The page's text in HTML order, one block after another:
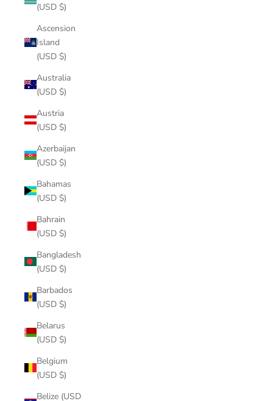
(USD $)
Ascension
Island
(USD $)
Australia
(USD $)
Austria
(USD $)
Azerbaijan
(USD $)
Bahamas
(USD $)
Bahrain
(USD $)
Bangladesh
(USD $)
Barbados
(USD $)
Belarus
(USD $)
Belgium
(USD $)
Belize (USD